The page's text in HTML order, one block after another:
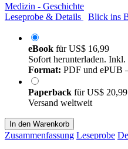
Medizin - Geschichte
Leseprobe & Details
Blick ins
eBook fürUS$ 16,99
Sofort herunterladen.
Format: PDF und ePUB
Paperback fürUS$ 20,99
Versand weltweit
In den Warenkorb
Zusammenfassung Leseprobe